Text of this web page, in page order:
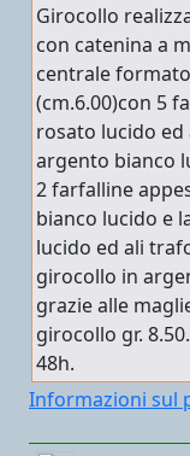
Girocollo
con catenina a
centrale
(cm.6.00)con 5
rosato lucido
argento bianco
2 farfalline
bianco lucido e
lucido ed ali
girocollo in
grazie alle
girocollo gr.
48h.
Informazioni sul